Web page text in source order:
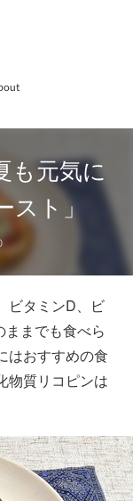
も元気に
スト」
ビタミンD、ビ
までも食べら
はおすすめの食
物質リコピンは